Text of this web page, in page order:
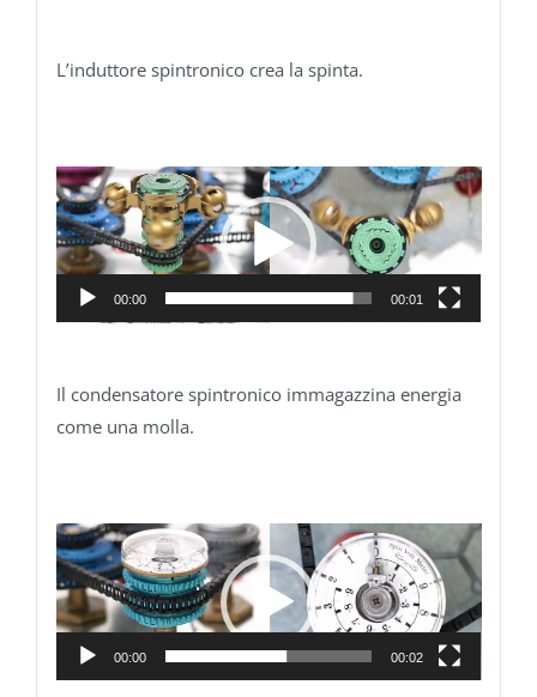
L’induttore spintronico crea la spinta.
Video
Player
00:00 00:01
Il condensatore spintronico immagazzina energia
come una molla.
Video
Player
00:00 00:02